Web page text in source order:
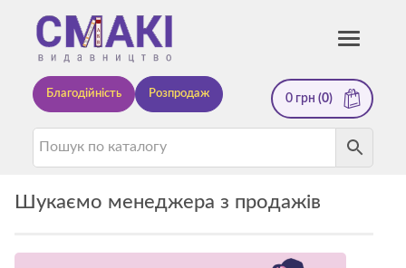
—
видавництво
Toggle
Благодійність Розпродаж 0 грн (0)
Шукаємо менеджера з продажів